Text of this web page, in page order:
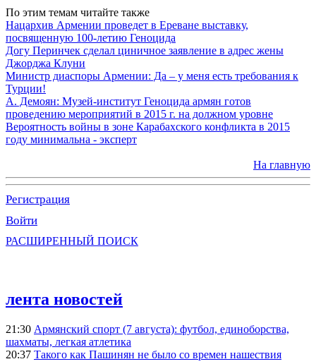
По этим темам читайте также
Нацархив Армении проведет в Ереване выставку,
посвященную 100-летию Геноцида
Догу Перинчек сделал циничное заявление в адрес жены
Джорджа Клуни
Министр диаспоры Армении: Да – у меня есть требования к
Турции!
А. Демоян: Музей-институт Геноцида армян готов
проведению мероприятий в 2015 г. на должном уровне
Вероятность войны в зоне Карабахского конфликта в 2015
году минимальна - эксперт
На главную
Регистрация
Войти
РАСШИРЕННЫЙ ПОИСК
лента новостей
21:30 Армянский спорт (7 августа): футбол, единоборства,
шахматы, легкая атлетика
20:37 Такого как Пашинян не было со времен нашествия